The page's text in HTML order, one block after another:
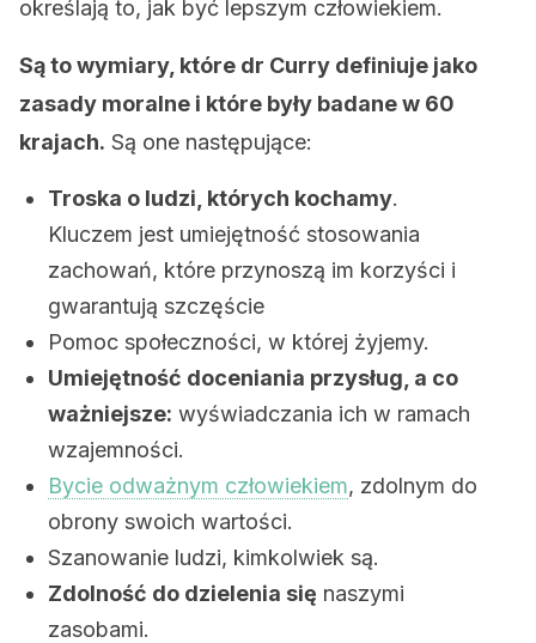
określają to, jak być lepszym człowiekiem.
Są to wymiary, które dr Curry definiuje jako
zasady moralne i które były badane w 60
krajach. Są one następujące:
Troska o ludzi, których kochamy.
Kluczem jest umiejętność stosowania
zachowań, które przynoszą im korzyści i
gwarantują szczęście
Pomoc społeczności, w której żyjemy.
Umiejętność doceniania przysług, a co
ważniejsze: wyświadczania ich w ramach
wzajemności.
Bycie odważnym człowiekiem, zdolnym do
obrony swoich wartości.
Szanowanie ludzi, kimkolwiek są.
Zdolność do dzielenia się naszymi
zasobami.